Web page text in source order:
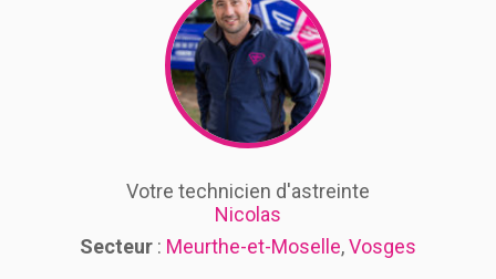
Votre technicien d'astreinte
Nicolas
Secteur : Meurthe-et-Moselle,Vosges